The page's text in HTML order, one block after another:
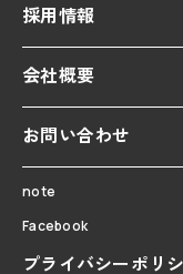
採用情報
会社概要
お問い合わせ
note
Facebook
プライバシーポリ